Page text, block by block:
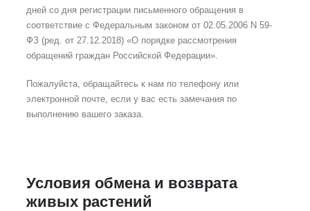
дней со дня регистрации письменного обращения в
соответствие с Федеральным законом от 02.05.2006 N 59-
ФЗ (ред. от 27.12.2018) «О порядке рассмотрения
обращений граждан Российской Федерации».
Пожалуйста, обращайтесь к нам по телефону или
электронной почте, если у вас есть замечания по
выполнению вашего заказа.
Условия обмена и возврата
живых растений